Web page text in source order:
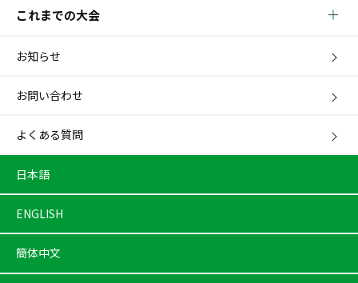
これまでの大会
お知らせ
お問い合わせ
よくある質問
日本語
ENGLISH
簡体中文